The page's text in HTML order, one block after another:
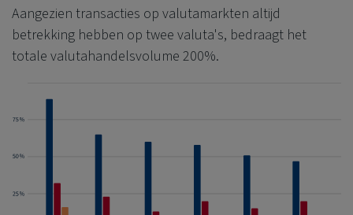
Aangezien transacties op valutamarkten altijd
betrekking hebben op twee valuta's, bedraagt het
totale valutahandelsvolume 200%.